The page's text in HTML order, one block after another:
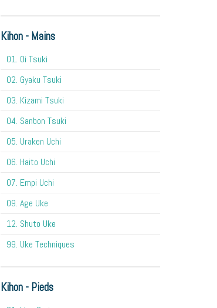
Kihon - Mains
O1. Oi Tsuki
02. Gyaku Tsuki
03. Kizami Tsuki
04. Sanbon Tsuki
05. Uraken Uchi
06. Haito Uchi
07. Empi Uchi
09. Age Uke
12. Shuto Uke
99. Uke Techniques
Kihon - Pieds